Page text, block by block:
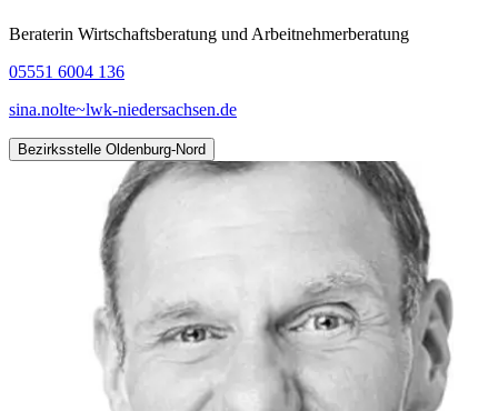
Beraterin Wirtschaftsberatung und Arbeitnehmerberatung
05551 6004 136
sina.nolte~lwk-niedersachsen.de
Bezirksstelle Oldenburg-Nord